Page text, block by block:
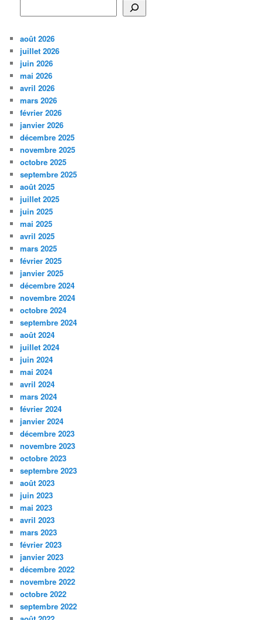
août 2026
juillet 2026
juin 2026
mai 2026
avril 2026
mars 2026
février 2026
janvier 2026
décembre 2025
novembre 2025
octobre 2025
septembre 2025
août 2025
juillet 2025
juin 2025
mai 2025
avril 2025
mars 2025
février 2025
janvier 2025
décembre 2024
novembre 2024
octobre 2024
septembre 2024
août 2024
juillet 2024
juin 2024
mai 2024
avril 2024
mars 2024
février 2024
janvier 2024
décembre 2023
novembre 2023
octobre 2023
septembre 2023
août 2023
juin 2023
mai 2023
avril 2023
mars 2023
février 2023
janvier 2023
décembre 2022
novembre 2022
octobre 2022
septembre 2022